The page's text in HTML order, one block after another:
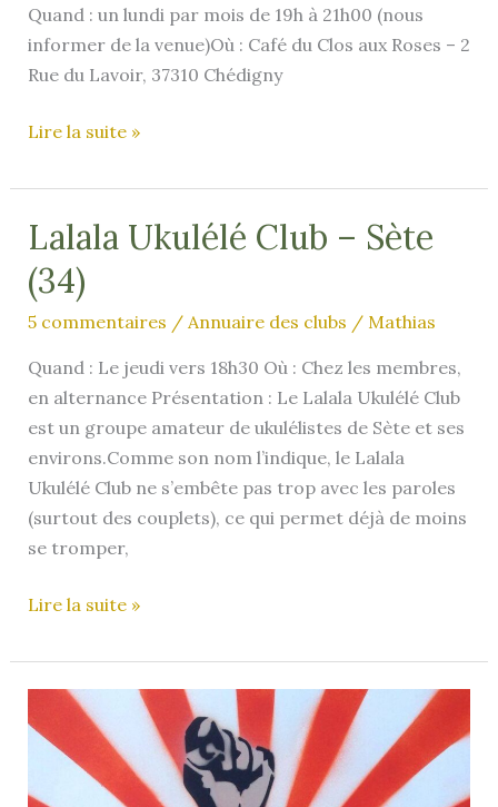
Quand : un lundi par mois de 19h à 21h00 (nous
informer de la venue)Où : Café du Clos aux Roses – 2
Rue du Lavoir, 37310 Chédigny
Ukoolélé
Chédigny
(37)
–
Fin
en
Lire la suite »
Lalala Ukulélé Club – Sète
(34)
5 commentaires / Annuaire des clubs / Mathias
Quand : Le jeudi vers 18h30 Où : Chez les membres,
en alternance Présentation : Le Lalala Ukulélé Club
est un groupe amateur de ukulélistes de Sète et ses
environs.Comme son nom l’indique, le Lalala
Ukulélé Club ne s’embête pas trop avec les paroles
(surtout des couplets), ce qui permet déjà de moins
se tromper,
Lalala
Club
–
Sète
(34)
Lire la suite »